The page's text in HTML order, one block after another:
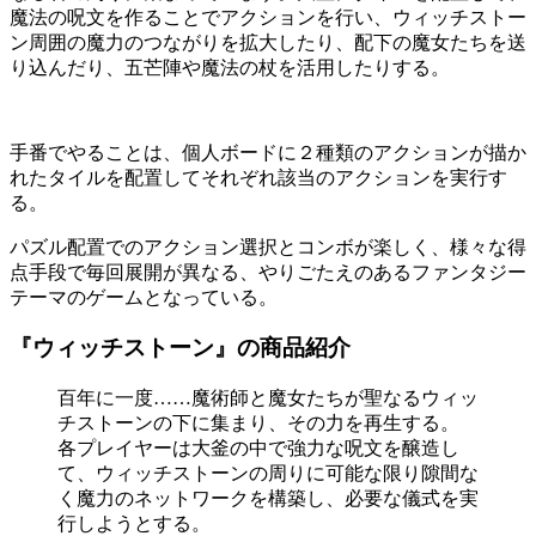
魔法の呪文を作ることでアクションを行い、ウィッチストー
ン周囲の魔力のつながりを拡大したり、配下の魔女たちを送
り込んだり、五芒陣や魔法の杖を活用したりする。
手番でやることは、個人ボードに２種類のアクションが描か
れたタイルを配置してそれぞれ該当のアクションを実行す
る。
パズル配置でのアクション選択とコンボが楽しく、様々な得
点手段で毎回展開が異なる、やりごたえのあるファンタジー
テーマのゲームとなっている。
『ウィッチストーン』の商品紹介
百年に一度……魔術師と魔女たちが聖なるウィッ
チストーンの下に集まり、その力を再生する。
各プレイヤーは大釜の中で強力な呪文を醸造し
て、ウィッチストーンの周りに可能な限り隙間な
く魔力のネットワークを構築し、必要な儀式を実
行しようとする。